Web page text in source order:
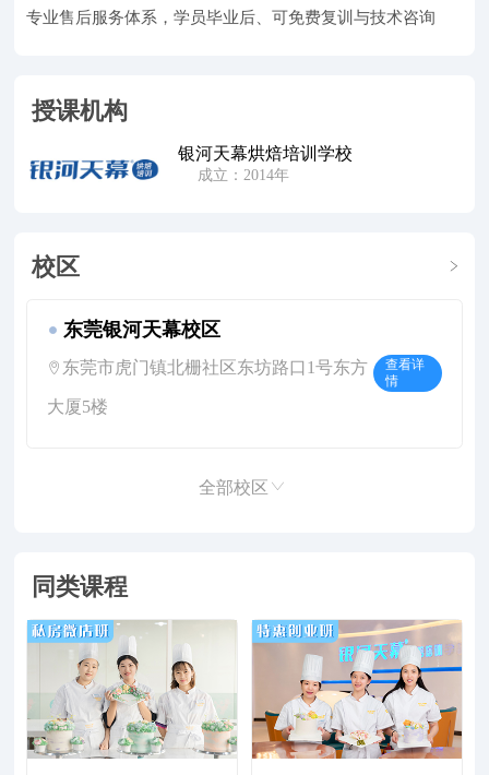
专业售后服务体系，学员毕业后、可免费复训与技术咨询
授课机构
银河天幕烘焙培训学校
成立：2014年
校区
东莞银河天幕校区
东莞市虎门镇北栅社区东坊路口1号东方
大厦5楼
查看详
情
全部校区
同类课程